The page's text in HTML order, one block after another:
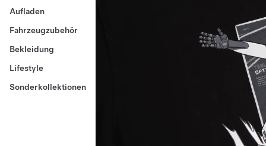
Aufladen
Fahrzeugzubehör
Bekleidung
Lifestyle
Sonderkollektionen